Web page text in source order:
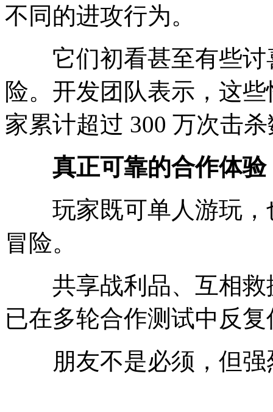
不同的进攻行为。
它们初看甚至有些讨
险。开发团队表示，这
家累计超过 300 万次击
真正可靠的合作体验
玩家既可单人游玩，
冒险。
共享战利品、互相救
已在多轮合作测试中反
朋友不是必须，但强